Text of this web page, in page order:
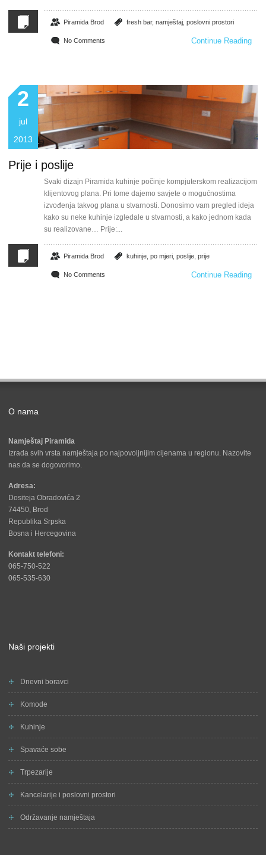
Piramida Brod fresh bar,namještaj ,poslovni prostori
No Comments Continue Reading
2
jul
2013
Prije i poslije
Svaki dizajn Piramida kuhinje počinje kompjuterskom realizacijom
klijentovog plana. Pri tome dajemo savjete o mogućnostima
izvođenja takvog plana u stvarnosti. Donosimo vam pregled ideja
kako su neke kuhinje izgledale u stvarnosti, a kako jednom kada
su realizovane… Prije:...
Piramida Brod kuhinje ,po mjeri ,poslije ,prije
No Comments Continue Reading
O nama
Namještaj Piramida
Izrada svih vrsta namještaja po najpovoljnijim cijenama u regionu. Nazovite
nas da se dogovorimo.
Adresa:
Dositeja Obradovića 2
74450, Brod
Republika Srpska
Bosna i Hercegovina
Kontakt telefoni:
065-750-522
065-535-630
Naši projekti
Dnevni boravci
Komode
Kuhinje
Spavaće sobe
Trpezarije
Kancelarije i poslovni prostori
Održavanje namještaja